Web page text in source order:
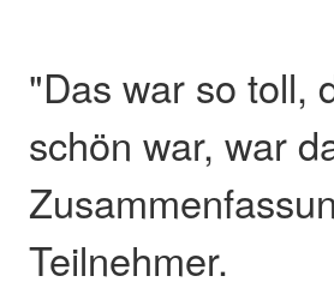
"Das war so toll,
schön war, war
Teilnehmer.